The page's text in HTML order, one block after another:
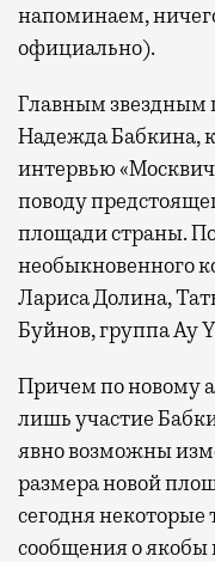
напоминаем,
официально).
Главным звездным
Надежда Бабкина,
интервью
поводу
площади страны.
необыкновенного
Лариса Долина,
Буйнов, группа Ay
Причем по новому
лишь участие
явно возможны
размера новой
сегодня
сообщения о